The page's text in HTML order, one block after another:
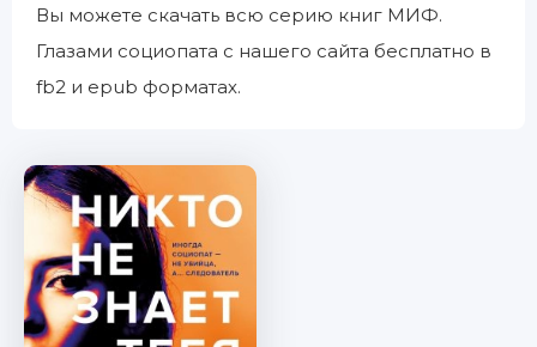
Вы можете скачать всю серию книг МИФ.
Глазами социопата с нашего сайта бесплатно в
fb2 и epub форматах.